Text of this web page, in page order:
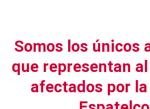
Somos los únicos
que representan
afectados por